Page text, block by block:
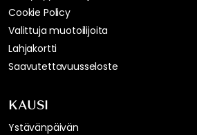
Cookie Policy
Valittuja muotoilijoita
Lahjakortti
Saavutettavuusseloste
KAUSI
Ystävänpäivän